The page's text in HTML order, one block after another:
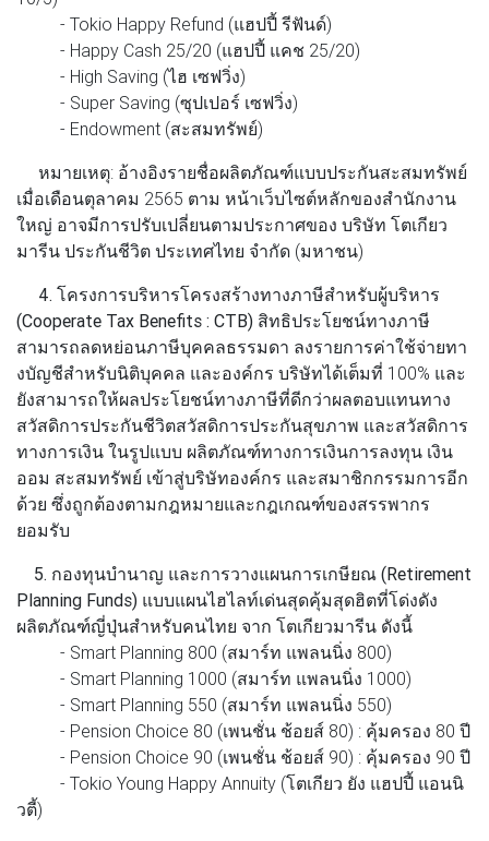
- Tokio Happy Refund (แฮปปี้ รีฟันด์)
- Happy Cash 25/20 (แฮปปี้ แคช 25/20)
- High Saving (ไฮ เซฟวิ่ง)
- Super Saving (ซุปเปอร์ เซฟวิ่ง)
- Endowment (สะสมทรัพย์)
หมายเหตุ: อ้างอิงรายชื่อผลิตภัณฑ์แบบประกันสะสมทรัพย์
เมื่อเดือนตุลาคม 2565 ตาม หน้าเว็บไซต์หลักของสํานักงาน
ใหญ่ อาจมีการปรับเปลี่ยนตามประกาศของ บริษัท โตเกียว
มารีน ประกันชีวิต ประเทศไทย จํากัด (มหาชน)
4. โครงการบริหารโครงสร้างทางภาษีสําหรับผู้บริหาร
(Cooperate Tax Benefits : CTB) สิทธิประโยชน์ทางภาษี
สามารถลดหย่อนภาษีบุคคลธรรมดา ลงรายการค่าใช้จ่ายทา
งบัญชีสําหรับนิติบุคคล และองค์กร บริษัทได้เต็มที่ 100% และ
ยังสามารถให้ผลประโยชน์ทางภาษีที่ดีกว่าผลตอบแทนทาง
สวัสดิการประกันชีวิตสวัสดิการประกันสุขภาพ และสวัสดิการ
ทางการเงิน ในรูปแบบ ผลิตภัณฑ์ทางการเงินการลงทุน เงิน
ออม สะสมทรัพย์ เข้าสู่บริษัทองค์กร และสมาชิกกรรมการอีก
ด้วย ซึ่งถูกต้องตามกฎหมายและกฎเกณฑ์ของสรรพากร
ยอมรับ
5. กองทุนบํานาญ และการวางแผนการเกษียณ (Retirement
Planning Funds) แบบแผนไฮไลท์เด่นสุดคุ้มสุดฮิตที่โด่งดัง
ผลิตภัณฑ์ญี่ปุ่นสําหรับคนไทย จาก โตเกียวมารีน ดังนี้
- Smart Planning 800 (สมาร์ท แพลนนิ่ง 800)
- Smart Planning 1000 (สมาร์ท แพลนนิ่ง 1000)
- Smart Planning 550 (สมาร์ท แพลนนิ่ง 550)
- Pension Choice 80 (เพนชั่น ช้อยส์ 80) : คุ้มครอง 80 ปี
- Pension Choice 90 (เพนชั่น ช้อยส์ 90) : คุ้มครอง 90 ปี
- Tokio Young Happy Annuity (โตเกียว ยัง แฮปปี้ แอนนิ
วตี้)